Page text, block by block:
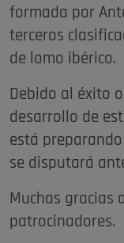
formada por
terceros
de lomo ibérico.
Debido al éxito
desarrollo de
está
se disputará
Muchas gracias